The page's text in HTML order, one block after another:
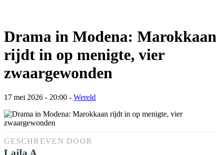
Drama in Modena: Marokkaan
rijdt in op menigte, vier
zwaargewonden
17 mei 2026 - 20:00 - Wereld
GESCHREVEN DOOR